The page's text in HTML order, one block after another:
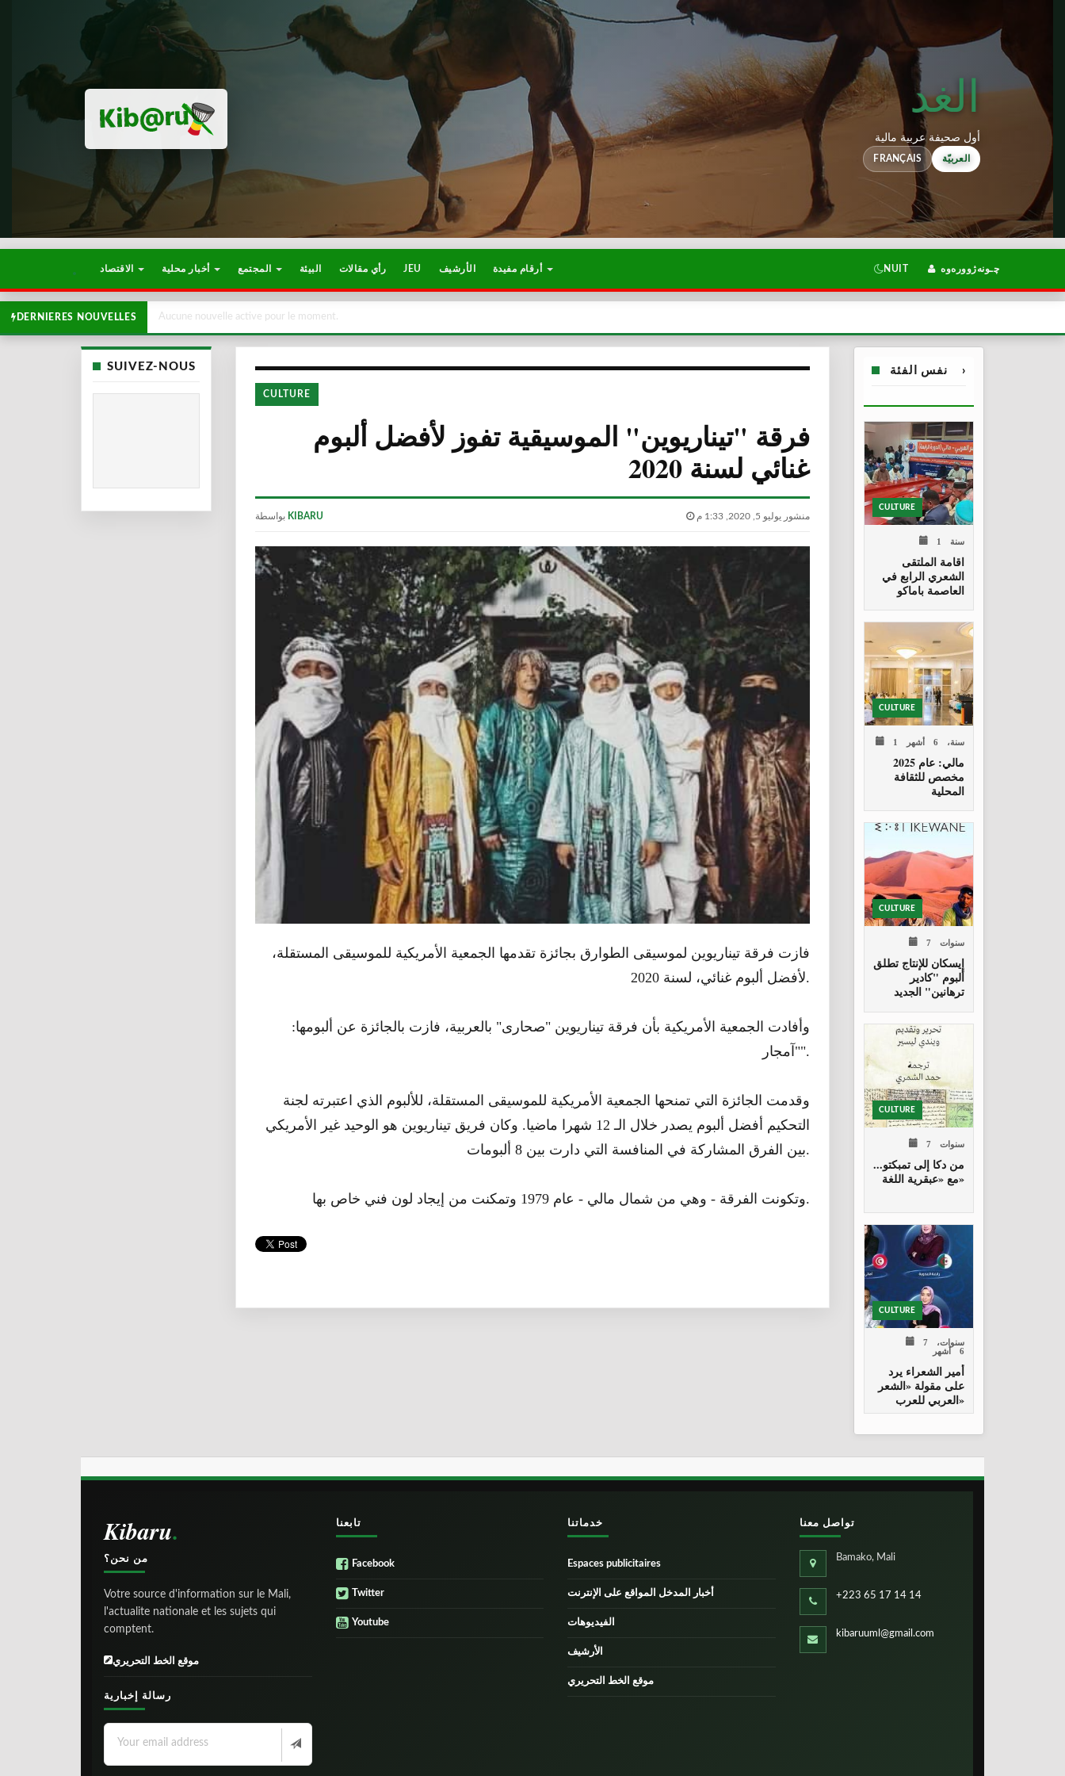
الغد
أول صحيفة عربية مالية
FRANÇAIS العربيّة
البيئة رأي مقالات JEU الأرشيف NUIT چـونەژوورەوە
DERNIERES NOUVELLES Aucune nouvelle active pour le moment.
SUIVEZ-NOUS
CULTURE
فرقة "تيناريوين" الموسيقية تفوز لأفضل ألبوم
غنائي لسنة 2020
KIBARU منشور يوليو 5, 2020, 1:33 م
فازت فرقة تيناريوين لموسيقى الطوارق بجائزة تقدمها الجمعية الأمريكية للموسيقى المستقلة،
لأفضل ألبوم غنائي، لسنة 2020.
وأفادت الجمعية الأمريكية بأن فرقة تيناريوين "صحارى" بالعربية، فازت بالجائزة عن ألبومها:
"آمجار".
وقدمت الجائزة التي تمنحها الجمعية الأمريكية للموسيقى المستقلة، للألبوم الذي اعتبرته لجنة
التحكيم أفضل ألبوم يصدر خلال الـ 12 شهرا ماضيا. وكان فريق تيناريوين هو الوحيد غير الأمريكي
بين الفرق المشاركة في المنافسة التي دارت بين 8 ألبومات.
وتكونت الفرقة - وهي من شمال مالي - عام 1979 وتمكنت من إيجاد لون فني خاص بها.
نفس الفئة ›
CULTURE
1 سنة
اقامة الملتقى
الشعري الرابع في
العاصمة باماكو
CULTURE
1 سنة، 6 أشهر
مالي: عام 2025
مخصص للثقافة
المحلية
CULTURE
7 سنوات
إيسكان للإنتاج تطلق
ألبوم "كادير
ترهانين" الجديد
CULTURE
7 سنوات
من دكا إلى تمبكتو...
مع «عبقرية اللغة»
CULTURE
7 سنوات،
6 أشهر
أمير الشعراء يرد
على مقولة «الشعر
العربي للعرب»
Kibaru
من نحن؟
Votre source d'information sur le Mali,
l'actualite nationale et les sujets qui
comptent.
موقع الخط التحريري
رسالة إخبارية
تابعنا
Facebook
Twitter
Youtube
خدماتنا
Espaces publicitaires
أخبار المدخل المواقع على الإنترنت
الفيديوهات
الأرشيف
موقع الخط التحريري
تواصل معنا
Bamako, Mali
+223 65 17 14 14
kibaruuml@gmail.com